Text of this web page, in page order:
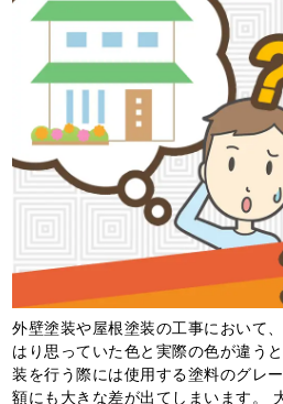
外壁塗装や屋根塗装の工事において
はり思っていた色と実際の色が違う
装を行う際には使用する塗料のグレ
額にも大きな差が出てしまいます。